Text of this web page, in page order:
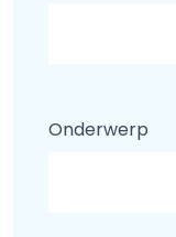
Onderwerp